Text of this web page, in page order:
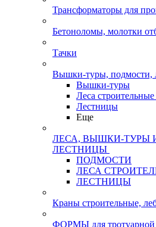
Трансформаторы для
Бетоноломы, молотки
Тачки
Вышки-туры, подмости,
Вышки-туры
Леса
Лестницы
Еще
ЛЕСА, ВЫШКИ-ТУРЫ
ЛЕСТНИЦЫ
ПОДМОСТИ
ЛЕСА
ЛЕСТНИЦЫ
Краны строительные,
ФОРМЫ для тротуарной